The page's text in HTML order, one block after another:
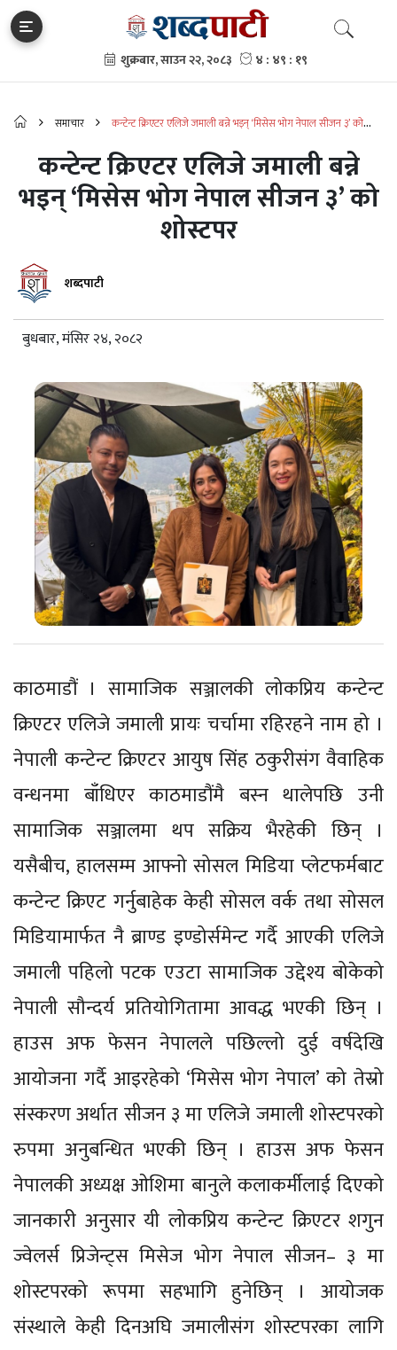
समाचार
कन्टेन्ट क्रिएटर एलिजे जमाली बन्ने भइन् ‘मिसेस भोग नेपाल सीजन ३’ को
कन्टेन्ट क्रिएटर एलिजे जमाली बन्ने
भइन् ‘मिसेस भोग नेपाल सीजन ३’ को
शोस्टपर
शब्दपाटी
बुधबार, मंसिर २४, २०८२
काठमाडौं । सामाजिक सञ्जालकी लोकप्रिय कन्टेन्ट
क्रिएटर एलिजे जमाली प्रायः चर्चामा रहिरहने नाम हो ।
नेपाली कन्टेन्ट क्रिएटर आयुष सिंह ठकुरीसंग वैवाहिक
वन्धनमा बाँधिएर काठमाडौंमै बस्न थालेपछि उनी
सामाजिक सञ्जालमा थप सक्रिय भैरहेकी छिन् ।
यसैबीच, हालसम्म आफ्नो सोसल मिडिया प्लेटफर्मबाट
कन्टेन्ट क्रिएट गर्नुबाहेक केही सोसल वर्क तथा सोसल
मिडियामार्फत नै ब्राण्ड इण्डोर्समेन्ट गर्दै आएकी एलिजे
जमाली पहिलो पटक एउटा सामाजिक उद्देश्य बोकेको
नेपाली सौन्दर्य प्रतियोगितामा आवद्ध भएकी छिन् ।
हाउस अफ फेसन नेपालले पछिल्लो दुई वर्षदेखि
आयोजना गर्दै आइरहेको ‘मिसेस भोग नेपाल’ को तेस्रो
संस्करण अर्थात सीजन ३ मा एलिजे जमाली शोस्टपरको
रुपमा अनुबन्धित भएकी छिन् । हाउस अफ फेसन
नेपालकी अध्यक्ष ओशिमा बानुले कलाकर्मीलाई दिएको
जानकारी अनुसार यी लोकप्रिय कन्टेन्ट क्रिएटर शगुन
ज्वेलर्स प्रिजेन्ट्स मिसेज भोग नेपाल सीजन– ३ मा
शोस्टपरको रूपमा सहभागि हुनेछिन् । आयोजक
संस्थाले केही दिनअघि जमालीसंग शोस्टपरका लागि